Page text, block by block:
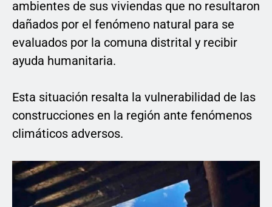
ambientes de sus viviendas que no resultaron
dañados por el fenómeno natural para se
evaluados por la comuna distrital y recibir
ayuda humanitaria.
Esta situación resalta la vulnerabilidad de las
construcciones en la región ante fenómenos
climáticos adversos.